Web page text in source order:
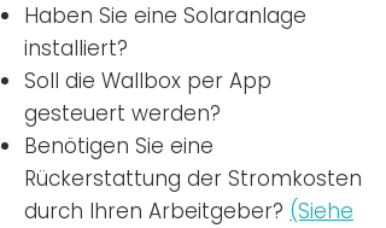
Haben Sie eine Solaranlage
installiert?
Soll die Wallbox per App
gesteuert werden?
Benötigen Sie eine
Rückerstattung der Stromkosten
durch Ihren Arbeitgeber? (Siehe